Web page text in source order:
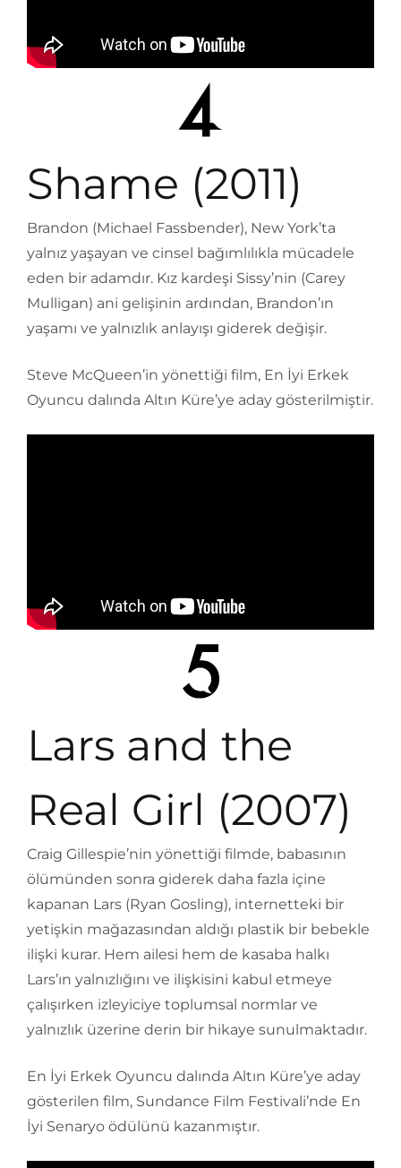
Shame (2011)
Brandon (Michael Fassbender), New York’ta
yalnız yaşayan ve cinsel bağımlılıkla mücadele
eden bir adamdır. Kız kardeşi Sissy’nin (Carey
Mulligan) ani gelişinin ardından, Brandon’ın
yaşamı ve yalnızlık anlayışı giderek değişir.
Steve McQueen’in yönettiği film, En İyi Erkek
Oyuncu dalında Altın Küre’ye aday gösterilmiştir.
Lars and the
Real Girl (2007)
Craig Gillespie’nin yönettiği filmde, babasının
ölümünden sonra giderek daha fazla içine
kapanan Lars (Ryan Gosling), internetteki bir
yetişkin mağazasından aldığı plastik bir bebekle
ilişki kurar. Hem ailesi hem de kasaba halkı
Lars’ın yalnızlığını ve ilişkisini kabul etmeye
çalışırken izleyiciye toplumsal normlar ve
yalnızlık üzerine derin bir hikaye sunulmaktadır.
En İyi Erkek Oyuncu dalında Altın Küre’ye aday
gösterilen film, Sundance Film Festivali’nde En
İyi Senaryo ödülünü kazanmıştır.